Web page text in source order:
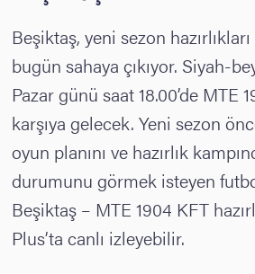
Beşiktaş, yeni sezon
bugün sahaya çıkıyor. Siyah-
Pazar günü saat 18.00’de MTE
karşıya gelecek. Yeni sezon
oyun planını ve hazırlık
durumunu görmek isteyen
Beşiktaş – MTE 1904 KFT
Plus’ta canlı izleyebilir.